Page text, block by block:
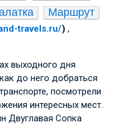
Маршрут
travels.ru/) ,
выходного дня
до него добраться
посмотрели
интересных мест.
Двуглавая Сопка